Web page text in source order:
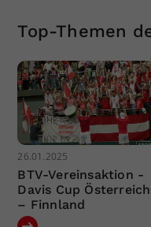
Top-Themen
26.01.2025
BTV-Vereinsaktion -
Davis Cup Österreich
– Finnland